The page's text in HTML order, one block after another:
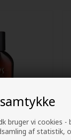
bruger vi cookies
af statistik,
System